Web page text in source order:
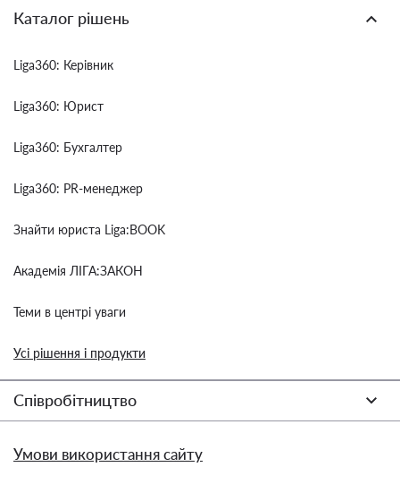
Каталог рішень
Liga360: Керівник
Liga360: Юрист
Liga360: Бухгалтер
Liga360: PR-менеджер
Знайти юриста Liga:BOOK
Академія ЛІГА:ЗАКОН
Теми в центрі уваги
Усі рішення і продукти
Співробітництво
Умови використання сайту